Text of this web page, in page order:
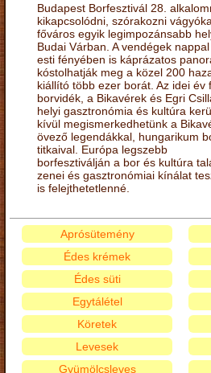
Budapest Borfesztivál 28.
kikapcsolódni, szórakozni
főváros egyik legimpozánsabb
Budai Várban. A vendégek
esti fényében is káprázatos
kóstolhatják meg a közel 200
kiállító több ezer borát. Az idei év
borvidék, a Bikavérek és Egri
helyi gasztronómia és kultúra
kívül megismerkedhetünk a
övező legendákkal, hungarikum
titkaival. Európa legszebb
borfesztiválján a bor és kultúra
zenei és gasztronómiai kínálat
is felejthetetlenné.
Aprósütemény
Édes krémek
Édes süti
Egytálétel
Köretek
Levesek
Gyümölcsleves